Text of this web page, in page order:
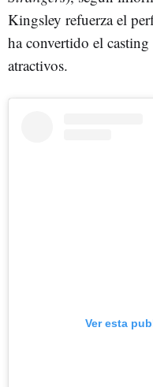
Kingsley refuerza el
ha convertido el
atractivos.
Ver esta